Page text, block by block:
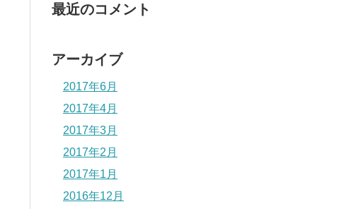
最近のコメント
アーカイブ
2017年6月
2017年4月
2017年3月
2017年2月
2017年1月
2016年12月